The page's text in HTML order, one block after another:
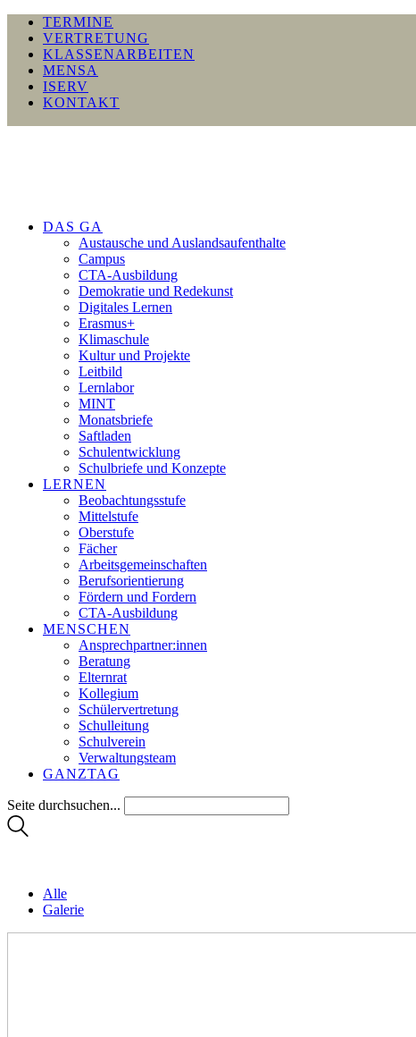
TERMINE
VERTRETUNG
KLASSENARBEITEN
MENSA
ISERV
KONTAKT
DAS GA
Austausche und Auslandsaufenthalte
Campus
CTA-Ausbildung
Demokratie und Redekunst
Digitales Lernen
Erasmus+
Klimaschule
Kultur und Projekte
Leitbild
Lernlabor
MINT
Monatsbriefe
Saftladen
Schulentwicklung
Schulbriefe und Konzepte
LERNEN
Beobachtungsstufe
Mittelstufe
Oberstufe
Fächer
Arbeitsgemeinschaften
Berufsorientierung
Fördern und Fordern
CTA-Ausbildung
MENSCHEN
Ansprechpartner:innen
Beratung
Elternrat
Kollegium
Schülervertretung
Schulleitung
Schulverein
Verwaltungsteam
GANZTAG
Seite durchsuchen...
Alle
Galerie